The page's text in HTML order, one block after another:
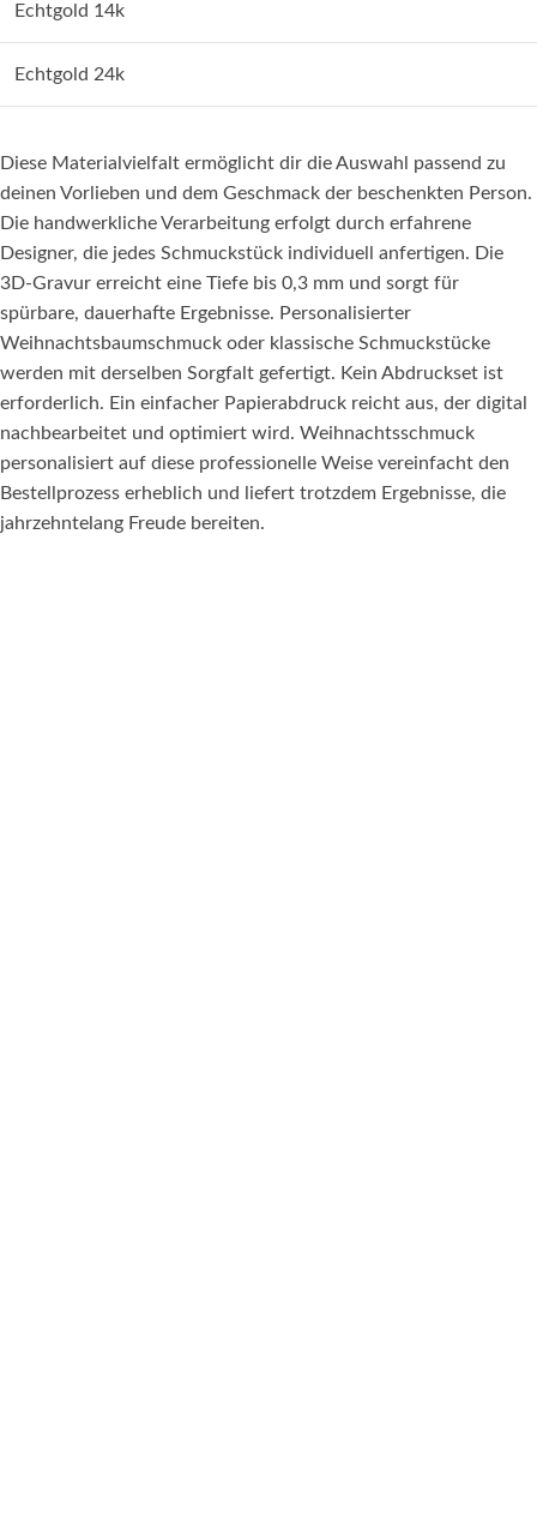
Echtgold 14k
Echtgold 24k
Diese Materialvielfalt ermöglicht dir die Auswahl passend zu
deinen Vorlieben und dem Geschmack der beschenkten Person.
Die handwerkliche Verarbeitung erfolgt durch erfahrene
Designer, die jedes Schmuckstück individuell anfertigen. Die
3D-Gravur erreicht eine Tiefe bis 0,3 mm und sorgt für
spürbare, dauerhafte Ergebnisse. Personalisierter
Weihnachtsbaumschmuck oder klassische Schmuckstücke
werden mit derselben Sorgfalt gefertigt. Kein Abdruckset ist
erforderlich. Ein einfacher Papierabdruck reicht aus, der digital
nachbearbeitet und optimiert wird. Weihnachtsschmuck
personalisiert auf diese professionelle Weise vereinfacht den
Bestellprozess erheblich und liefert trotzdem Ergebnisse, die
jahrzehntelang Freude bereiten.